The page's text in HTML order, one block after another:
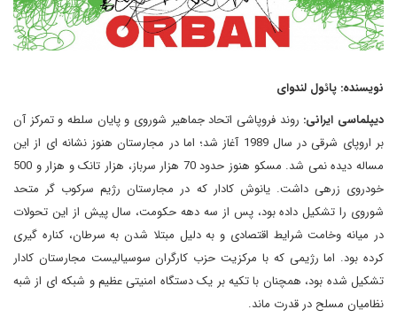
نویسنده: پائول لندوای
دیپلماسی ایرانی: روند فروپاشی اتحاد جماهیر شوروی و پایان سلطه و تمرکز آن
بر اروپای شرقی در سال 1989 آغاز شد؛ اما در مجارستان هنوز نشانه ای از این
مساله دیده نمی شد. مسکو هنوز حدود 70 هزار سرباز، هزار تانک و هزار و 500
خودروی زرهی داشت. یانوش کادار که در مجارستان رژیم سرکوب گر متحد
شوروی را تشکیل داده بود، پس از سه دهه حکومت، سال پیش از این تحولات
در میانه وخامت شرایط اقتصادی و به دلیل مبتلا شدن به سرطان، کناره گیری
کرده بود. اما رژیمی که با مرکزیت حزب کارگران سوسیالیست مجارستان کادار
تشکیل شده بود، همچنان با تکیه بر یک دستگاه امنیتی عظیم و شبکه ای از شبه
نظامیان مسلح در قدرت ماند.